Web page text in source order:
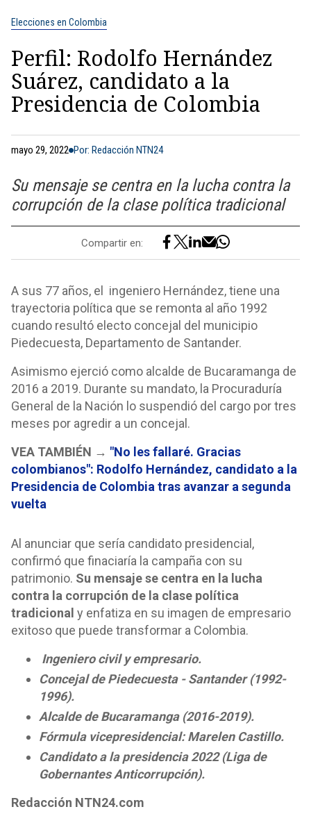
Elecciones en Colombia
Perfil: Rodolfo Hernández
Suárez, candidato a la
Presidencia de Colombia
mayo 29, 2022 Por: Redacción NTN24
Su mensaje se centra en la lucha contra la
corrupción de la clase política tradicional
Compartir en:
A sus 77 años, el ingeniero Hernández, tiene una
trayectoria política que se remonta al año 1992
cuando resultó electo concejal del municipio
Piedecuesta, Departamento de Santander.
Asimismo ejerció como alcalde de Bucaramanga de
2016 a 2019. Durante su mandato, la Procuraduría
General de la Nación lo suspendió del cargo por tres
meses por agredir a un concejal.
VEA TAMBIÉN → "No les fallaré. Gracias
colombianos": Rodolfo Hernández, candidato a la
Presidencia de Colombia tras avanzar a segunda
vuelta
Al anunciar que sería candidato presidencial,
confirmó que finaciaría la campaña con su
patrimonio. Su mensaje se centra en la lucha
contra la corrupción de la clase política
tradicional y enfatiza en su imagen de empresario
exitoso que puede transformar a Colombia.
Ingeniero civil y empresario.
Concejal de Piedecuesta - Santander (1992-
1996).
Alcalde de Bucaramanga (2016-2019).
Fórmula vicepresidencial: Marelen Castillo.
Candidato a la presidencia 2022 (Liga de
Gobernantes Anticorrupción).
Redacción NTN24.com